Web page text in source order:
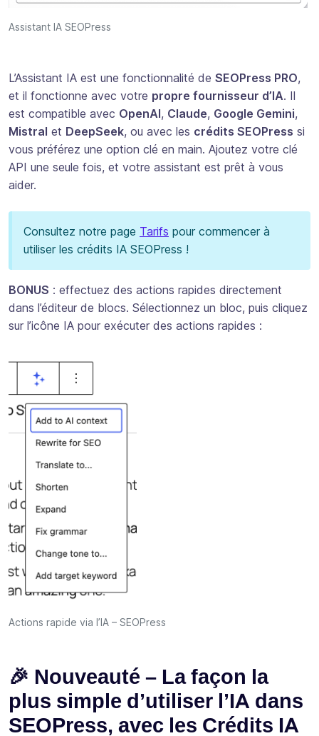
Assistant IA SEOPress
L’Assistant IA est une fonctionnalité de SEOPress PRO,
et il fonctionne avec votre propre fournisseur d’IA. Il
est compatible avec OpenAI, Claude, Google Gemini,
Mistral et DeepSeek, ou avec les crédits SEOPress si
vous préférez une option clé en main. Ajoutez votre clé
API une seule fois, et votre assistant est prêt à vous
aider.
Consultez notre page Tarifs pour commencer à
utiliser les crédits IA SEOPress !
BONUS : effectuez des actions rapides directement
dans l’éditeur de blocs. Sélectionnez un bloc, puis cliquez
sur l’icône IA pour exécuter des actions rapides :
Actions rapide via l’IA – SEOPress
🎉 Nouveauté – La façon la
plus simple d’utiliser l’IA dans
SEOPress, avec les Crédits IA